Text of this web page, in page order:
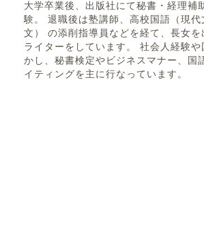
大学卒業後、出版社にて秘書・経理補
験。 退職後は塾講師、高校国語（現代
文） の添削指導員などを経て、長女を
ライターをしています。 社会人経験や
かし、秘書検定やビジネスマナー、国
イティングを主に行なっています。